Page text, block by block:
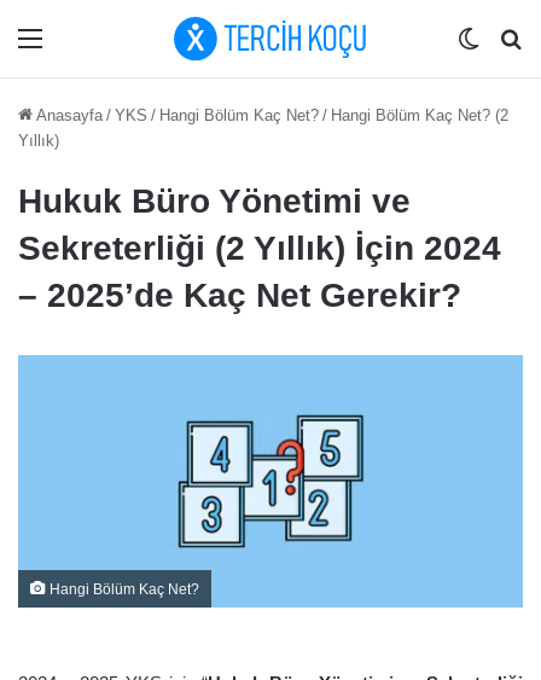
Menü Dış
Anasayfa / YKS / Hangi Bölüm Kaç Net? / Hangi Bölüm Kaç Net? (2
Yıllık)
Hukuk Büro Yönetimi ve
Sekreterliği (2 Yıllık) İçin 2024
– 2025’de Kaç Net Gerekir?
Hangi Bölüm Kaç Net?